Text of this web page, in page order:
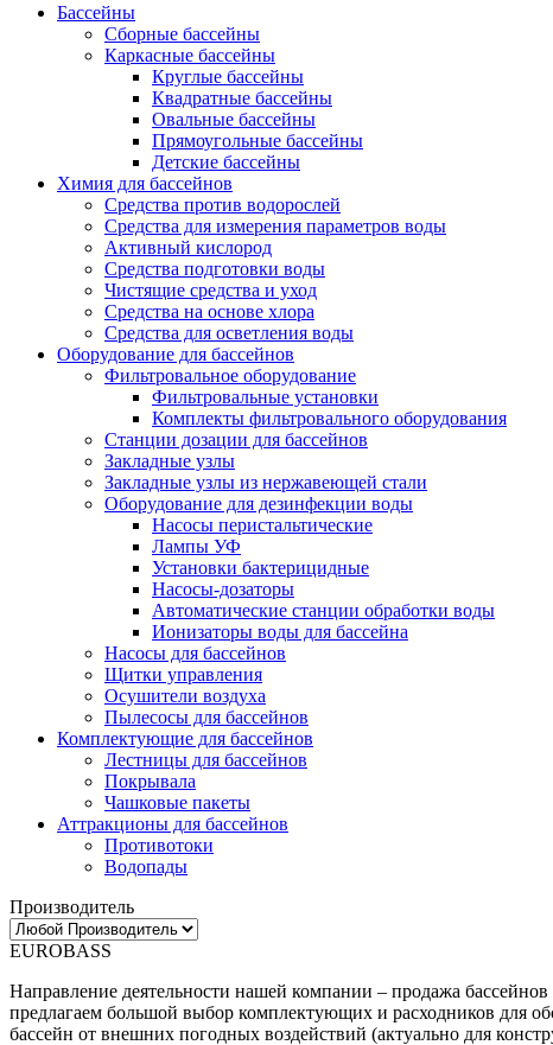
Бассейны
Сборные бассейны
Каркасные бассейны
Круглые бассейны
Квадратные бассейны
Овальные бассейны
Прямоугольные бассейны
Детские бассейны
Химия для бассейнов
Средства против водорослей
Средства для измерения параметров воды
Активный кислород
Средства подготовки воды
Чистящие средства и уход
Средства на основе хлора
Средства для осветления воды
Оборудование для бассейнов
Фильтровальное оборудование
Фильтровальные установки
Комплекты фильтровального оборудования
Станции дозации для бассейнов
Закладные узлы
Закладные узлы из нержавеющей стали
Оборудование для дезинфекции воды
Насосы перистальтические
Лампы УФ
Установки бактерицидные
Насосы-дозаторы
Автоматические станции обработки воды
Ионизаторы воды для бассейна
Насосы для бассейнов
Щитки управления
Осушители воздуха
Пылесосы для бассейнов
Комплектующие для бассейнов
Лестницы для бассейнов
Покрывала
Чашковые пакеты
Аттракционы для бассейнов
Противотоки
Водопады
Производитель
EUROBASS
Направление деятельности нашей компании – продажа
предлагаем большой выбор комплектующих и расходников для
бассейн от внешних погодных воздействий (актуально для